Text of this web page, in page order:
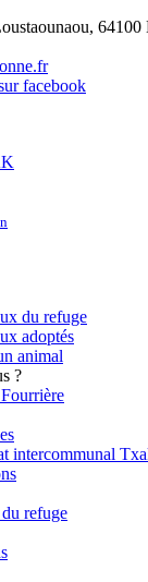
facebook
du refuge
adoptés
animal
?
intercommunal
refuge